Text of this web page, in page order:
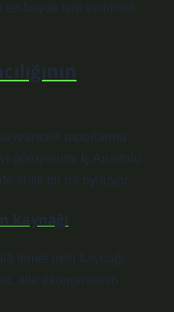
en büyük fark verimlilik
raporlarına
görüyorum: İç Anadolu
kritik bir rol oynuyor.
kaynağı
temel gelir kaynağı.
aile ekonomisinin